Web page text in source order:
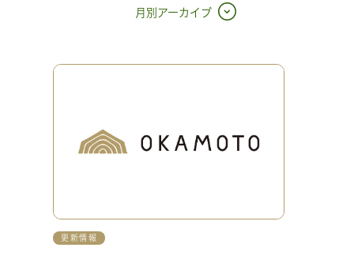
月別アーカイブ
更新情報